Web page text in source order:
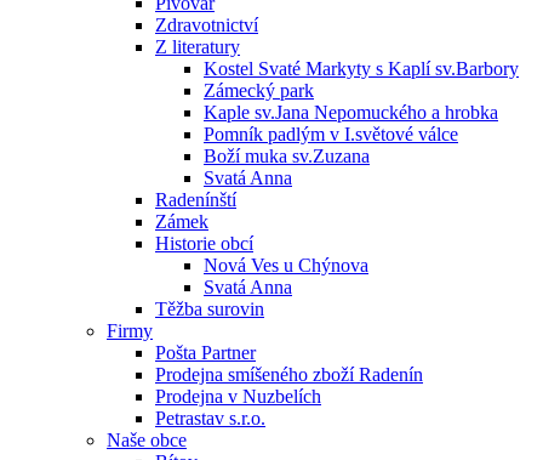
Zdravotnictví
Z literatury
Kostel Svaté Markyty s Kaplí sv.Barbory
Zámecký park
Kaple sv.Jana Nepomuckého a hrobka
Pomník padlým v I.světové válce
Boží muka sv.Zuzana
Svatá Anna
Radenínští
Zámek
Historie obcí
Nová Ves u Chýnova
Svatá Anna
Těžba surovin
Firmy
Pošta Partner
Prodejna smíšeného zboží Radenín
Prodejna v Nuzbelích
Petrastav s.r.o.
Naše obce